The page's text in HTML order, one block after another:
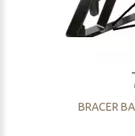
BRACER